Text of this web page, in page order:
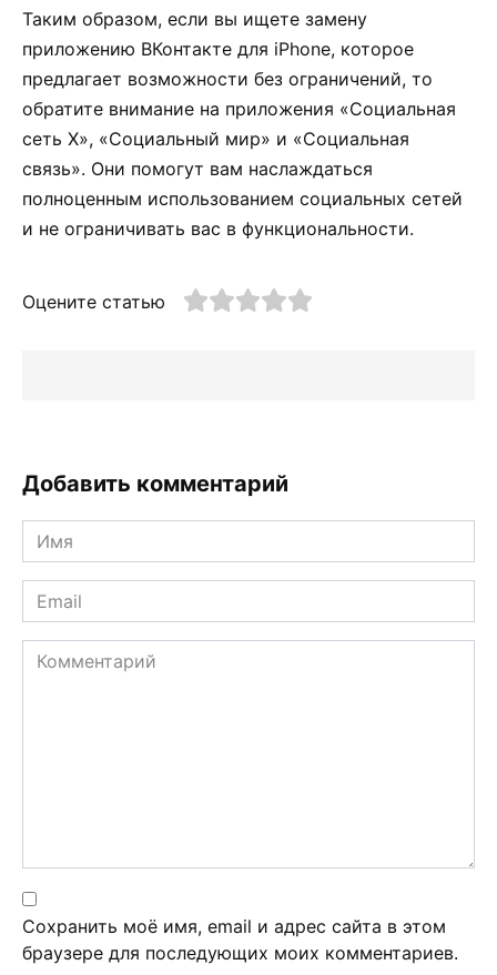
Таким образом, если вы ищете замену
приложению ВКонтакте для iPhone, которое
предлагает возможности без ограничений, то
обратите внимание на приложения «Социальная
сеть Х», «Социальный мир» и «Социальная
связь». Они помогут вам наслаждаться
полноценным использованием социальных сетей
и не ограничивать вас в функциональности.
Оцените статью
Добавить комментарий
Имя
*
Email
*
Комментарий
Сохранить моё имя, email и адрес сайта в этом
браузере для последующих моих комментариев.